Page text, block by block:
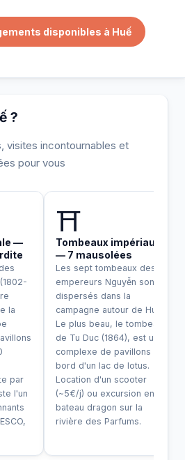
disponibles à Huế
?
visites incontournables et
pour vous
—
la
par
l'un
⛩️
Tombeaux impériaux
— 7 mausolées
Les sept tombeaux des
empereurs Nguyễn sont
dispersés dans la
campagne autour de Huế.
Le plus beau, le tombeau
de Tu Duc (1864), est un
complexe de pavillons au
bord d'un lac de lotus.
Location d'un scooter
(~5€/j) ou excursion en
bateau dragon sur la
rivière des Parfums.